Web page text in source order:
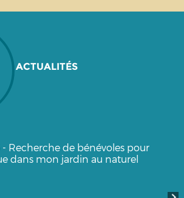
ACTUALITÉS
Recherche de bénévoles pour
dans mon jardin au naturel